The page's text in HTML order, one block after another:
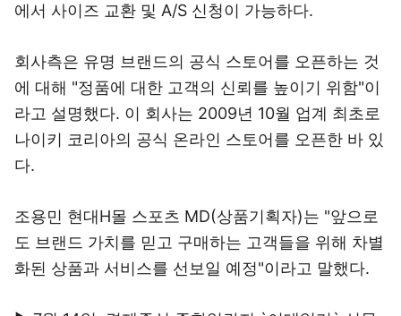
에서 사이즈 교환 및 A/S 신청이 가능하다.
회사측은 유명 브랜드의 공식 스토어를 오픈하는 것
에 대해 "정품에 대한 고객의 신뢰를 높이기 위함"이
라고 설명했다. 이 회사는 2009년 10월 업계 최초로
나이키 코리아의 공식 온라인 스토어를 오픈한 바 있
다.
조용민 현대H몰 스포츠 MD(상품기획자)는 "앞으로
도 브랜드 가치를 믿고 구매하는 고객들을 위해 차별
화된 상품과 서비스를 선보일 예정"이라고 말했다.